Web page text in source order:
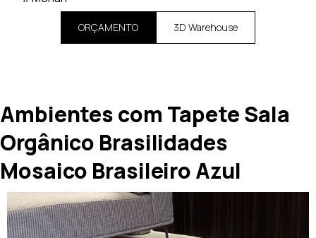
ORÇAMENTO 3D Warehouse
Ambientes com Tapete Sala
Orgânico Brasilidades
Mosaico Brasileiro Azul